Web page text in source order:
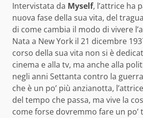
Intervistata da Myself, l’attrice ha
nuova fase della sua vita, del
di come cambia il modo di vivere
Nata a New York il 21 dicembre
corso della sua vita non si è
cinema e alla tv, ma anche alla
negli anni Settanta contro la
che è un po’ più anzianotta,
del tempo che passa, ma vive la
come forse dovremmo fare un po’